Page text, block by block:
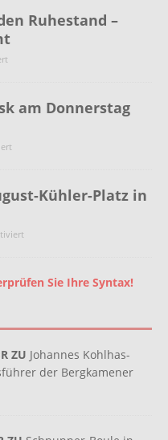
Ruhestand –
am Donnerstag
Kühler-Platz in
Sie Ihre Syntax!
ZU Johannes Kohlhas-
der Bergkamener